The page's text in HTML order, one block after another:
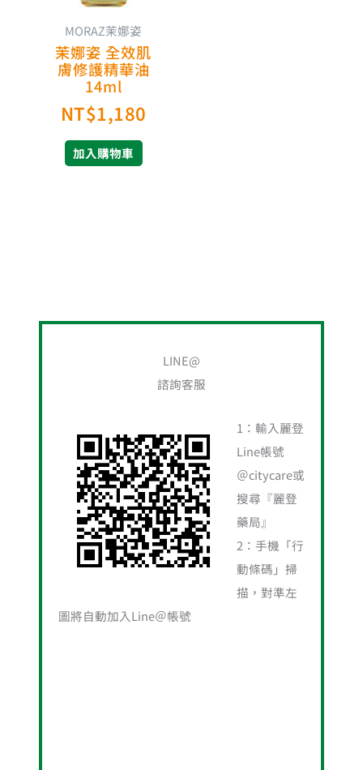
MORAZ茉娜姿
茉娜姿 全效肌
膚修護精華油
14ml
NT$1,180
加入購物車
LINE@
諮詢客服
1：輸入麗登
Line帳號
＠citycare或
搜尋『麗登
藥局』
2：手機「行
動條碼」掃
描，對準左
圖將自動加入Line＠帳號